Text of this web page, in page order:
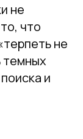
не
что
не
темных
и